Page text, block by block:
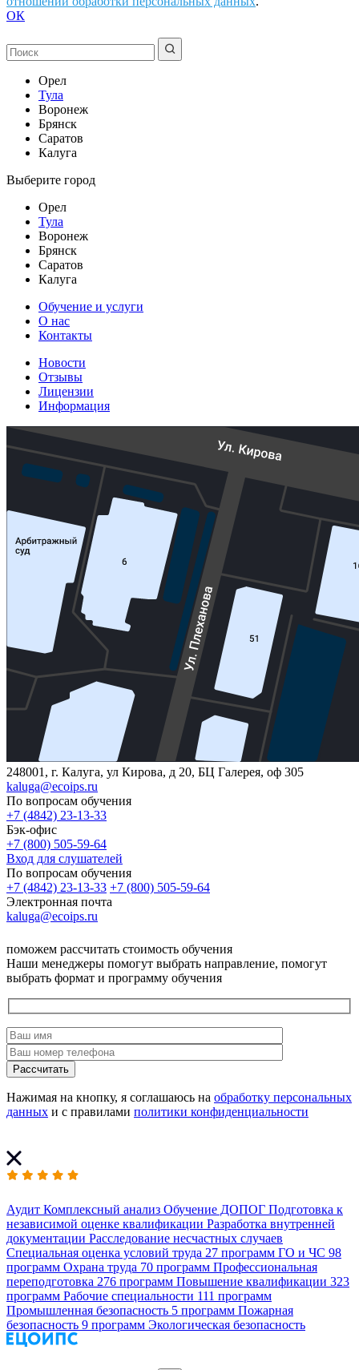
ОК
Орел
Тула
Воронеж
Брянск
Саратов
Калуга
Выберите город
Орел
Тула
Воронеж
Брянск
Саратов
Калуга
Обучение и услуги
О нас
Контакты
Новости
Отзывы
Лицензии
Информация
248001, г. Калуга, ул Кирова, д 20, БЦ Галерея, оф 305
kaluga@ecoips.ru
По вопросам обучения
+7 (4842) 23-13-33
Бэк-офис
+7 (800) 505-59-64
Вход для слушателей
По вопросам обучения
+7 (4842) 23-13-33 +7 (800) 505-59-64
Электронная почта
kaluga@ecoips.ru
поможем рассчитать стоимость обучения
Наши менеджеры помогут выбрать направление, помогут
выбрать формат и программу обучения
Рассчитать
Нажимая на кнопку, я соглашаюсь на обработку персональных
данных и с правилами политики конфиденциальности
Аудит Комплексный анализ Обучение ДОПОГ Подготовка к
независимой оценке квалификации Разработка внутренней
документации Расследование несчастных случаев
Специальная оценка условий труда 27 программ ГО и ЧС 98
программ Охрана труда 70 программ Профессиональная
переподготовка 276 программ Повышение квалификации 323
программ Рабочие специальности 111 программ
Промышленная безопасность 5 программ Пожарная
безопасность 9 программ Экологическая безопасность